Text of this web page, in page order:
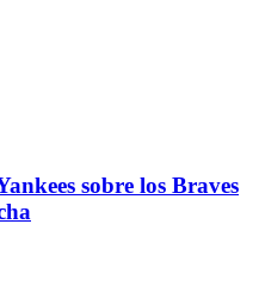
sobre los Braves